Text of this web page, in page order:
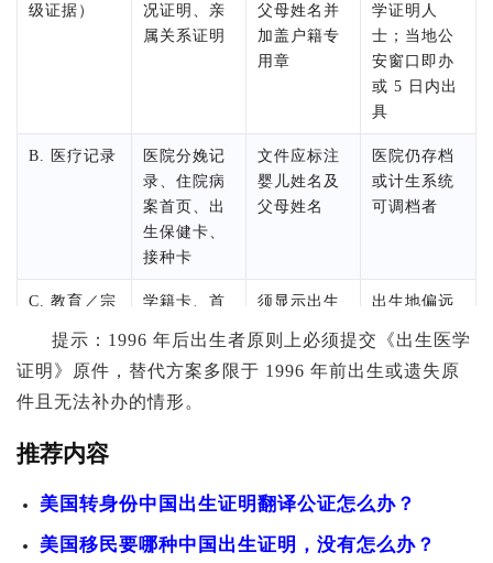
级证据）
况证明、亲
属关系证明
父母姓名并
加盖户籍专
用章
学证明人
士；当地公
安窗口即办
或 5 日内出
具
B. 医疗记录
医院分娩记
录、住院病
案首页、出
生保健卡、
接种卡
文件应标注
婴儿姓名及
父母姓名
医院仍存档
或计生系统
可调档者
C. 教育／宗
学籍卡、首
卡；教堂洗
礼记录（2
个月内办理
须显示出生
父母信息
出生地偏远
缺失者
位档案
证；父母工
分娩及亲子
失医学证明
提示：1996 年后出生者原则上必须提交《出生医学
证明》原件，替代方案多限于 1996 年前出生或遗失原
件且无法补办的情形。
推荐内容
美国转身份中国出生证明翻译公证怎么办？
美国移民要哪种中国出生证明，没有怎么办？